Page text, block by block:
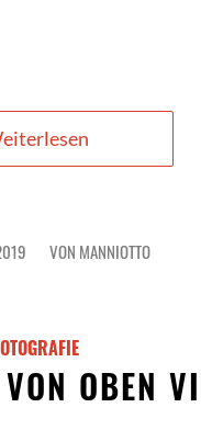
VON MANNIOTTO
OBEN